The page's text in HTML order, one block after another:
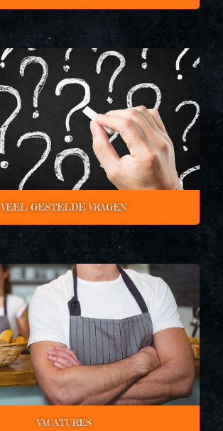
VEEL GESTELDE VRAGEN
VACATURES